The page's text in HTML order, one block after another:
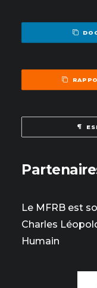
Le MFRB est
Charles
Humain